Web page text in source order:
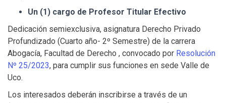
Un (1) cargo de Profesor Titular Efectivo
Dedicación semiexclusiva, asignatura Derecho Privado
Profundizado (Cuarto año- 2º Semestre) de la carrera
Abogacía, Facultad de Derecho , convocado por Resolución
Nº 25/2023, para cumplir sus funciones en sede Valle de
Uco.
Los interesados deberán inscribirse a través de un